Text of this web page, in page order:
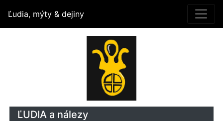
Ľudia, mýty & dejiny
ĽUDIA a nálezy